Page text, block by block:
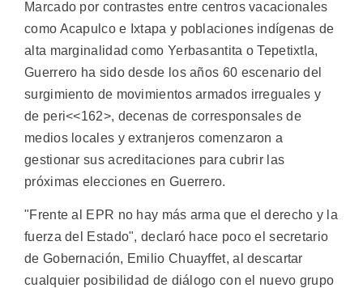
Marcado por contrastes entre centros vacacionales
como Acapulco e Ixtapa y poblaciones indígenas de
alta marginalidad como Yerbasantita o Tepetixtla,
Guerrero ha sido desde los años 60 escenario del
surgimiento de movimientos armados irreguales y
de peri<<162>, decenas de corresponsales de
medios locales y extranjeros comenzaron a
gestionar sus acreditaciones para cubrir las
próximas elecciones en Guerrero.
"Frente al EPR no hay más arma que el derecho y la
fuerza del Estado", declaró hace poco el secretario
de Gobernación, Emilio Chuayffet, al descartar
cualquier posibilidad de diálogo con el nuevo grupo